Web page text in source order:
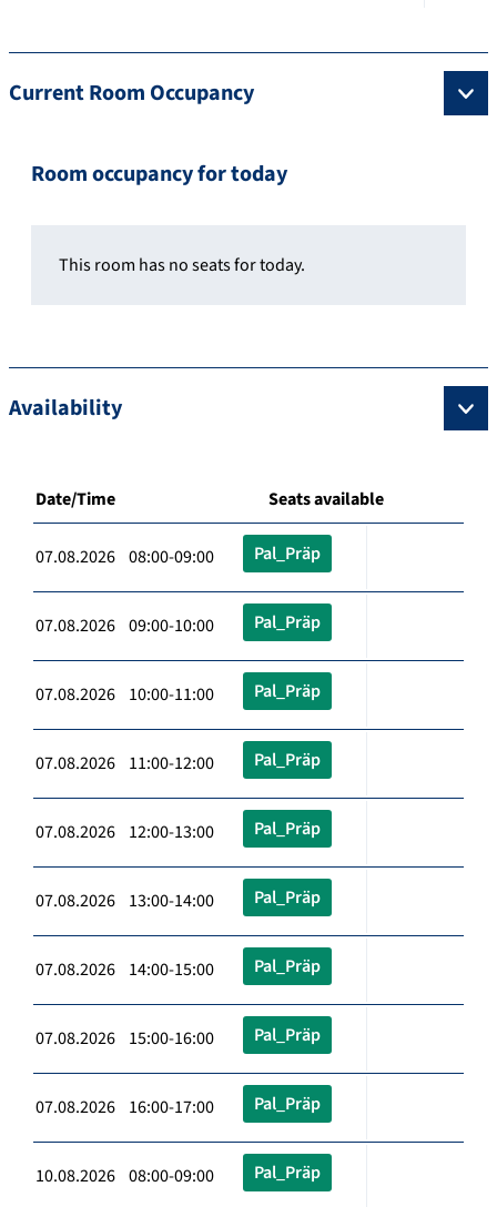
Current Room Occupancy
Room occupancy for today
This room has no seats for today.
Availability
Date/Time Seats available
07.08.2026 08:00-09:00 Pal_Präp
07.08.2026 09:00-10:00 Pal_Präp
07.08.2026 10:00-11:00 Pal_Präp
07.08.2026 11:00-12:00 Pal_Präp
07.08.2026 12:00-13:00 Pal_Präp
07.08.2026 13:00-14:00 Pal_Präp
07.08.2026 14:00-15:00 Pal_Präp
07.08.2026 15:00-16:00 Pal_Präp
07.08.2026 16:00-17:00 Pal_Präp
10.08.2026 08:00-09:00 Pal_Präp